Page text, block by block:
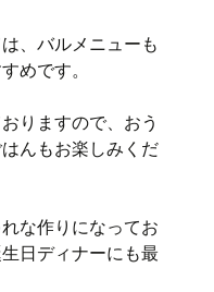
、バルメニューも
めです。
りますので、おう
んもお楽しみくだ
な作りになってお
日ディナーにも最